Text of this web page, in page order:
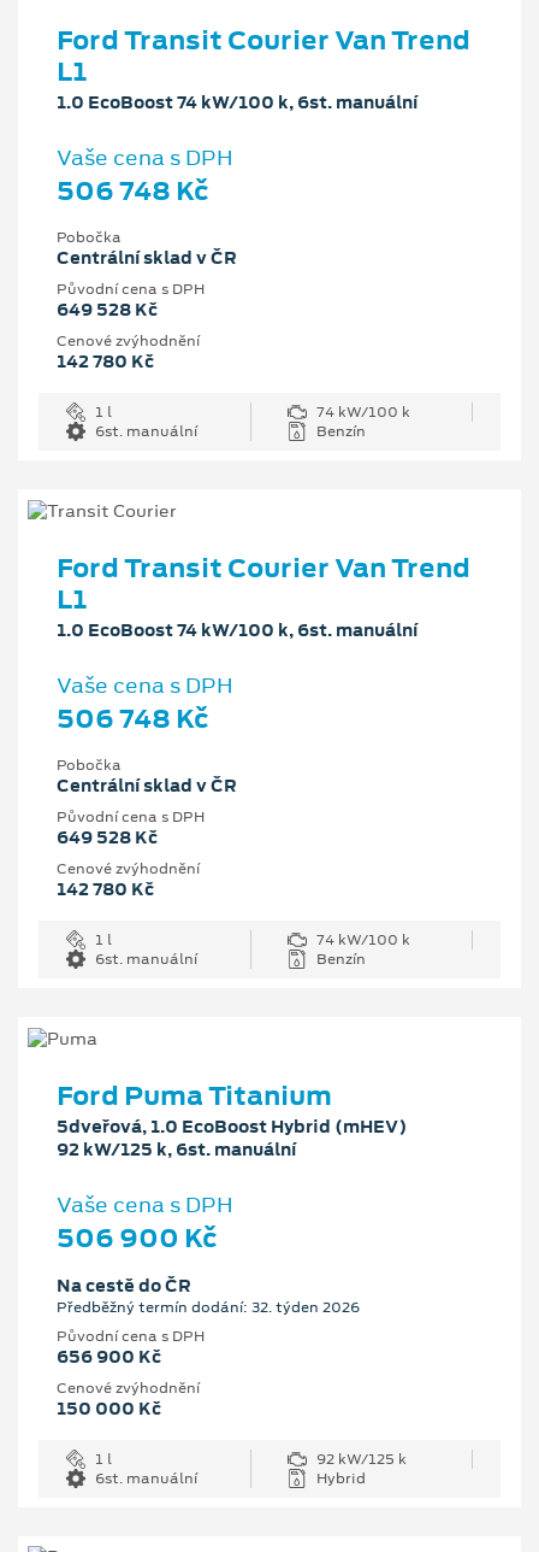
Ford Transit Courier Van Trend
L1
1.0 EcoBoost 74 kW/100 k, 6st. manuální
Vaše cena s DPH
506 748 Kč
Pobočka
Centrální sklad v ČR
Původní cena s DPH
649 528 Kč
Cenové zvýhodnění
142 780 Kč
1 l
74 kW/100 k
6st. manuální
Benzín
Ford Transit Courier Van Trend
L1
1.0 EcoBoost 74 kW/100 k, 6st. manuální
Vaše cena s DPH
506 748 Kč
Pobočka
Centrální sklad v ČR
Původní cena s DPH
649 528 Kč
Cenové zvýhodnění
142 780 Kč
1 l
74 kW/100 k
6st. manuální
Benzín
Ford Puma Titanium
5dveřová, 1.0 EcoBoost Hybrid (mHEV)
92 kW/125 k, 6st. manuální
Vaše cena s DPH
506 900 Kč
Na cestě do ČR
Předběžný termín dodání: 32. týden 2026
Původní cena s DPH
656 900 Kč
Cenové zvýhodnění
150 000 Kč
1 l
92 kW/125 k
6st. manuální
Hybrid